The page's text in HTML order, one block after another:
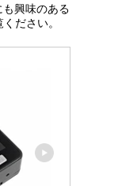
興味のある
ください。